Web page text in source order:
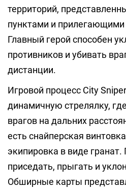
территорий,
пунктами и прилегающими
Главный герой способен
противников и убивать
дистанции.
Игровой процесс City
динамичную стрелялку,
врагов на дальних
есть снайперская
экипировка в виде гранат.
приседать, прыгать и
Обширные карты